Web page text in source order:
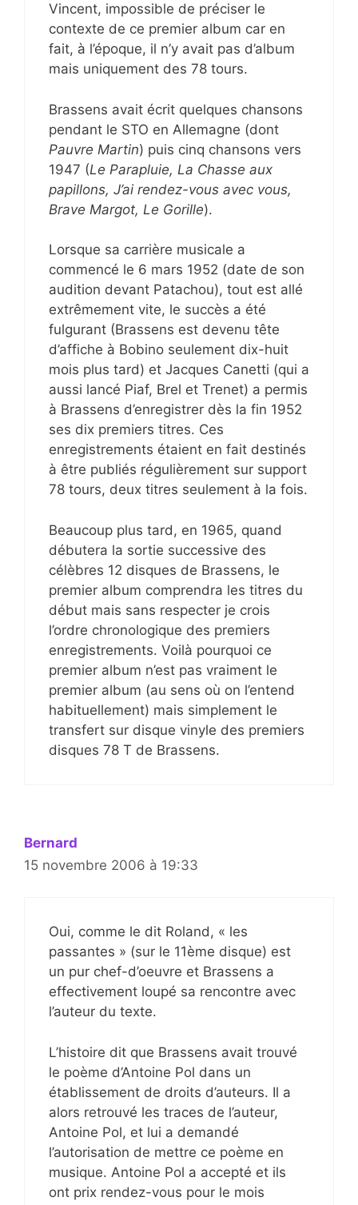
Vincent, impossible de préciser le
contexte de ce premier album car en
fait, à l’époque, il n’y avait pas d’album
mais uniquement des 78 tours.
Brassens avait écrit quelques chansons
pendant le STO en Allemagne (dont
Pauvre Martin) puis cinq chansons vers
1947 (Le Parapluie, La Chasse aux
papillons, J’ai rendez-vous avec vous,
Brave Margot, Le Gorille).
Lorsque sa carrière musicale a
commencé le 6 mars 1952 (date de son
audition devant Patachou), tout est allé
extrêmement vite, le succès a été
fulgurant (Brassens est devenu tête
d’affiche à Bobino seulement dix-huit
mois plus tard) et Jacques Canetti (qui a
aussi lancé Piaf, Brel et Trenet) a permis
à Brassens d’enregistrer dès la fin 1952
ses dix premiers titres. Ces
enregistrements étaient en fait destinés
à être publiés régulièrement sur support
78 tours, deux titres seulement à la fois.
Beaucoup plus tard, en 1965, quand
débutera la sortie successive des
célèbres 12 disques de Brassens, le
premier album comprendra les titres du
début mais sans respecter je crois
l’ordre chronologique des premiers
enregistrements. Voilà pourquoi ce
premier album n’est pas vraiment le
premier album (au sens où on l’entend
habituellement) mais simplement le
transfert sur disque vinyle des premiers
disques 78 T de Brassens.
Bernard
15 novembre 2006 à 19:33
Oui, comme le dit Roland, « les
passantes » (sur le 11ème disque) est
un pur chef-d’oeuvre et Brassens a
effectivement loupé sa rencontre avec
l’auteur du texte.
L’histoire dit que Brassens avait trouvé
le poème d’Antoine Pol dans un
établissement de droits d’auteurs. Il a
alors retrouvé les traces de l’auteur,
Antoine Pol, et lui a demandé
l’autorisation de mettre ce poème en
musique. Antoine Pol a accepté et ils
ont prix rendez-vous pour le mois